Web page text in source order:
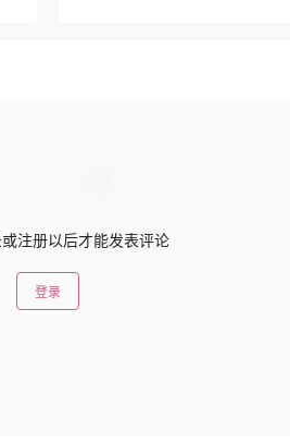
注册以后才能发表评论
登录